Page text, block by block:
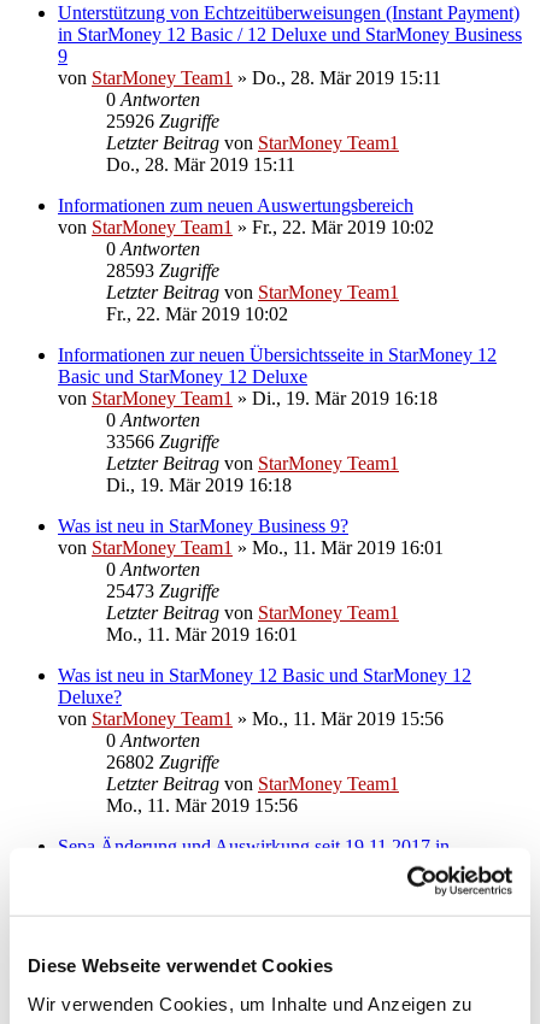
Diese Webseite verwendet Cookies
Wir verwenden Cookies, um Inhalte und Anzeigen zu
Unterstützung von Echtzeitüberweisungen (Instant Payment)
in StarMoney 12 Basic / 12 Deluxe und StarMoney Business
9
von StarMoney Team1 » Do., 28. Mär 2019 15:11
0 Antworten
25926 Zugriffe
Letzter Beitrag von StarMoney Team1
Do., 28. Mär 2019 15:11
Informationen zum neuen Auswertungsbereich
von StarMoney Team1 » Fr., 22. Mär 2019 10:02
0 Antworten
28593 Zugriffe
Letzter Beitrag von StarMoney Team1
Fr., 22. Mär 2019 10:02
Informationen zur neuen Übersichtsseite in StarMoney 12
Basic und StarMoney 12 Deluxe
von StarMoney Team1 » Di., 19. Mär 2019 16:18
0 Antworten
33566 Zugriffe
Letzter Beitrag von StarMoney Team1
Di., 19. Mär 2019 16:18
Was ist neu in StarMoney Business 9?
von StarMoney Team1 » Mo., 11. Mär 2019 16:01
0 Antworten
25473 Zugriffe
Letzter Beitrag von StarMoney Team1
Mo., 11. Mär 2019 16:01
Was ist neu in StarMoney 12 Basic und StarMoney 12
Deluxe?
von StarMoney Team1 » Mo., 11. Mär 2019 15:56
0 Antworten
26802 Zugriffe
Letzter Beitrag von StarMoney Team1
Mo., 11. Mär 2019 15:56
Sepa Änderung und Auswirkung seit 19.11.2017 in
StarMoney 10, StarMoney Plus, StarMoney Business 7
Mo., 20. Nov 2017 09:22
0Antworten
Letzter Beitrag
von
StarMoney Team1
Mo., 20. Nov 2017 09:22
Neue Funktionen in StarMoney 11, StarMoney 11 Deluxe